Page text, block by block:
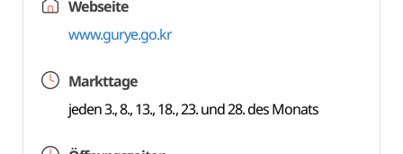
Webseite
www.gurye.go.kr
Markttage
jeden 3., 8., 13., 18., 23. und 28. des Monats